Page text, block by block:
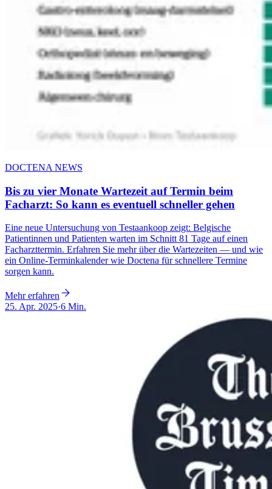
DOCTENA NEWS
Bis zu vier Monate Wartezeit auf Termin beim
Facharzt: So kann es eventuell schneller gehen
Eine neue Untersuchung von Testaankoop zeigt: Belgische
Patientinnen und Patienten warten im Schnitt 81 Tage auf einen
Facharzttermin. Erfahren Sie mehr über die Wartezeiten — und wie
ein Online-Terminkalender wie Doctena für schnellere Termine
sorgen kann.
Mehr erfahren
25. Apr. 2025·6 Min.